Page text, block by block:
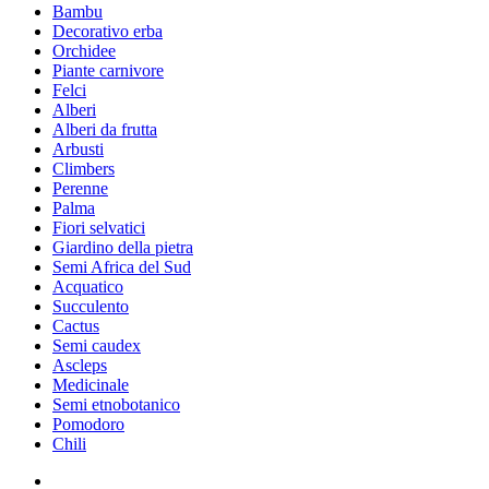
Bambu
Decorativo erba
Orchidee
Piante carnivore
Felci
Alberi
Alberi da frutta
Arbusti
Climbers
Perenne
Palma
Fiori selvatici
Giardino della pietra
Semi Africa del Sud
Acquatico
Succulento
Cactus
Semi caudex
Ascleps
Medicinale
Semi etnobotanico
Pomodoro
Chili